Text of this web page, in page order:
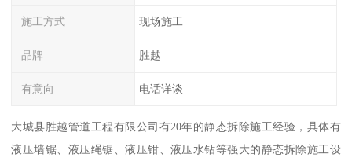
施工方式 现场施工
品牌 胜越
有意向 电话详谈
大城县胜越管道工程有限公司有20年的静态拆除施工经验，具体有
液压墙锯、液压绳锯、液压钳、液压水钻等强大的静态拆除施工设